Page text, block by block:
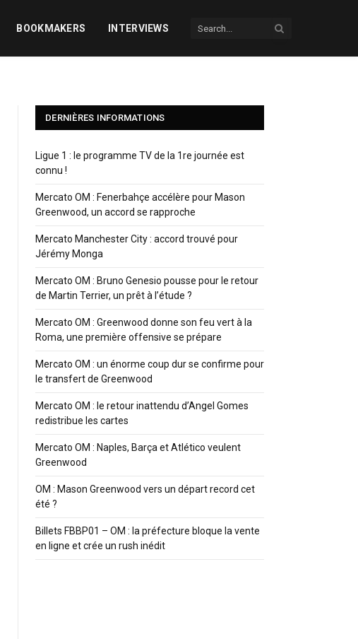
BOOKMAKERS INTERVIEWS
DERNIÈRES INFORMATIONS
Ligue 1 : le programme TV de la 1re journée est
connu !
Mercato OM : Fenerbahçe accélère pour Mason
Greenwood, un accord se rapproche
Mercato Manchester City : accord trouvé pour
Jérémy Monga
Mercato OM : Bruno Genesio pousse pour le retour
de Martin Terrier, un prêt à l’étude ?
Mercato OM : Greenwood donne son feu vert à la
Roma, une première offensive se prépare
Mercato OM : un énorme coup dur se confirme pour
le transfert de Greenwood
Mercato OM : le retour inattendu d’Angel Gomes
redistribue les cartes
Mercato OM : Naples, Barça et Atlético veulent
Greenwood
OM : Mason Greenwood vers un départ record cet
été ?
Billets FBBP01 – OM : la préfecture bloque la vente
en ligne et crée un rush inédit